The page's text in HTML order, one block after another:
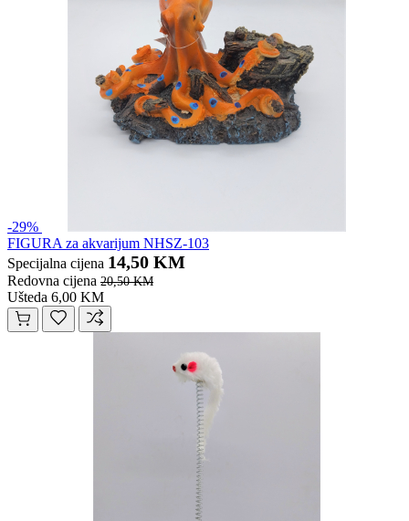
-29%
FIGURA za akvarijum NHSZ-103
Specijalna cijena 14,50 KM
Redovna cijena 20,50 KM
Ušteda 6,00 KM